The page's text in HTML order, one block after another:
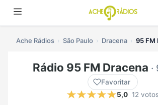
Ache Rádios São Paulo Dracena 95 FM
Rádio 95 FM Dracena
Favoritar
5,0 12